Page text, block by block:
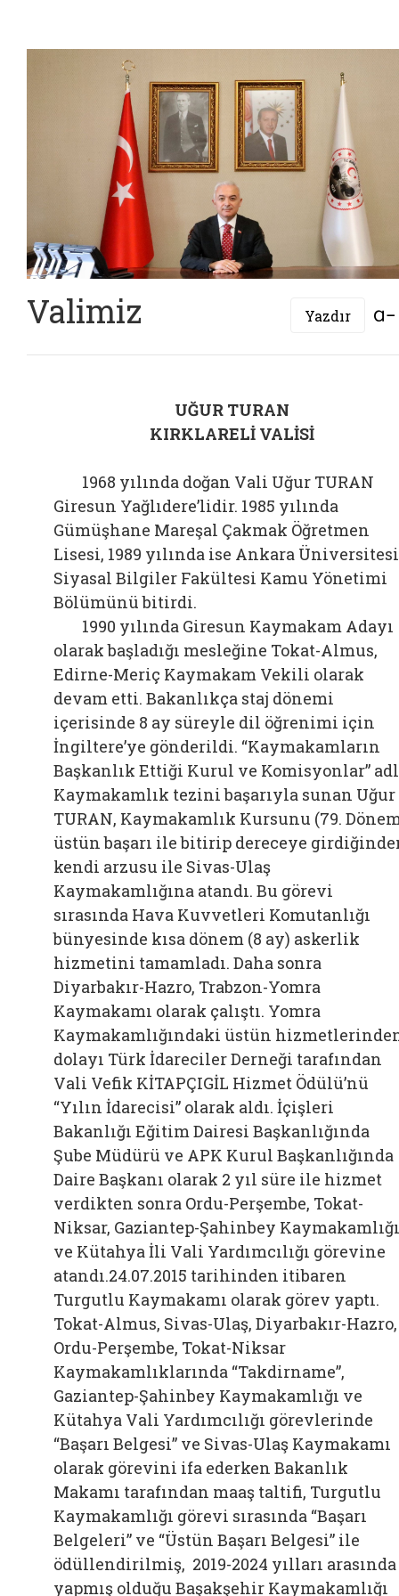
Valimiz Yazdır
UĞUR TURAN
KIRKLARELİ VALİSİ
1968 yılında doğan Vali Uğur TURAN
Giresun Yağlıdere’lidir. 1985 yılında
Gümüşhane Mareşal Çakmak Öğretmen
Lisesi, 1989 yılında ise Ankara Üniversitesi
Siyasal Bilgiler Fakültesi Kamu Yönetimi
Bölümünü bitirdi.
1990 yılında Giresun Kaymakam Adayı
olarak başladığı mesleğine Tokat-Almus,
Edirne-Meriç Kaymakam Vekili olarak
devam etti. Bakanlıkça staj dönemi
içerisinde 8 ay süreyle dil öğrenimi için
İngiltere’ye gönderildi. “Kaymakamların
Başkanlık Ettiği Kurul ve Komisyonlar”
Kaymakamlık tezini başarıyla sunan Uğur
TURAN, Kaymakamlık Kursunu (79.
üstün başarı ile bitirip dereceye
kendi arzusu ile Sivas-Ulaş
Kaymakamlığına atandı. Bu görevi
sırasında Hava Kuvvetleri Komutanlığı
bünyesinde kısa dönem (8 ay) askerlik
hizmetini tamamladı. Daha sonra
Diyarbakır-Hazro, Trabzon-Yomra
Kaymakamı olarak çalıştı. Yomra
Kaymakamlığındaki üstün
dolayı Türk İdareciler Derneği tarafından
Vali Vefik KİTAPÇIGİL Hizmet Ödülü’nü
“Yılın İdarecisi” olarak aldı. İçişleri
Bakanlığı Eğitim Dairesi Başkanlığında
Şube Müdürü ve APK Kurul Başkanlığında
Daire Başkanı olarak 2 yıl süre ile hizmet
verdikten sonra Ordu-Perşembe, Tokat-
Niksar, Gaziantep-Şahinbey Kaymakamlığı
ve Kütahya İli Vali Yardımcılığı görevine
atandı.24.07.2015 tarihinden itibaren
Turgutlu Kaymakamı olarak görev yaptı.
Tokat-Almus, Sivas-Ulaş, Diyarbakır-Hazro,
Ordu-Perşembe, Tokat-Niksar
Kaymakamlıklarında “Takdirname”,
Gaziantep-Şahinbey Kaymakamlığı ve
Kütahya Vali Yardımcılığı görevlerinde
“Başarı Belgesi” ve Sivas-Ulaş Kaymakamı
olarak görevini ifa ederken Bakanlık
Makamı tarafından maaş taltifi, Turgutlu
Kaymakamlığı görevi sırasında “Başarı
Belgeleri” ve “Üstün Başarı Belgesi” ile
ödüllendirilmiş, 2019-2024 yılları arasında
yapmış olduğu Başakşehir Kaymakamlığı